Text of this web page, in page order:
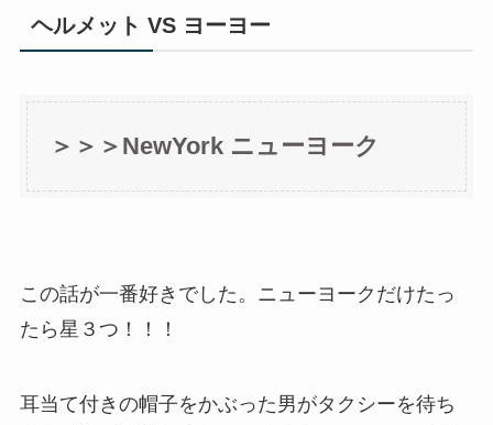
ヘルメット VS ヨーヨー
＞＞＞NewYork ニューヨーク
この話が一番好きでした。ニューヨークだけたっ
たら星３つ！！！
耳当て付きの帽子をかぶった男がタクシーを待ち